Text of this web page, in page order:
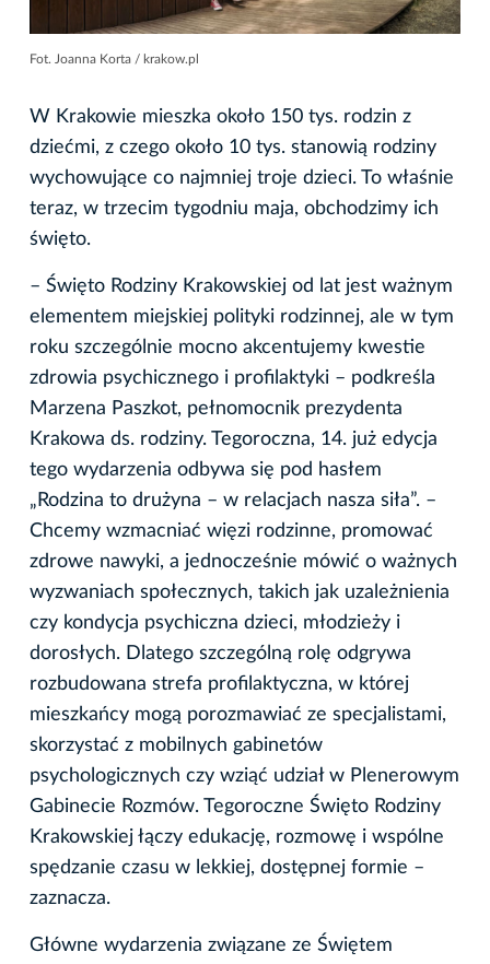
Fot. Joanna Korta / krakow.pl
W Krakowie mieszka około 150 tys. rodzin z
dziećmi, z czego około 10 tys. stanowią rodziny
wychowujące co najmniej troje dzieci. To właśnie
teraz, w trzecim tygodniu maja, obchodzimy ich
święto.
– Święto Rodziny Krakowskiej od lat jest ważnym
elementem miejskiej polityki rodzinnej, ale w tym
roku szczególnie mocno akcentujemy kwestie
zdrowia psychicznego i profilaktyki – podkreśla
Marzena Paszkot, pełnomocnik prezydenta
Krakowa ds. rodziny. Tegoroczna, 14. już edycja
tego wydarzenia odbywa się pod hasłem
„Rodzina to drużyna – w relacjach nasza siła”. –
Chcemy wzmacniać więzi rodzinne, promować
zdrowe nawyki, a jednocześnie mówić o ważnych
wyzwaniach społecznych, takich jak uzależnienia
czy kondycja psychiczna dzieci, młodzieży i
dorosłych. Dlatego szczególną rolę odgrywa
rozbudowana strefa profilaktyczna, w której
mieszkańcy mogą porozmawiać ze specjalistami,
skorzystać z mobilnych gabinetów
psychologicznych czy wziąć udział w Plenerowym
Gabinecie Rozmów. Tegoroczne Święto Rodziny
Krakowskiej łączy edukację, rozmowę i wspólne
spędzanie czasu w lekkiej, dostępnej formie –
zaznacza.
Główne wydarzenia związane ze Świętem